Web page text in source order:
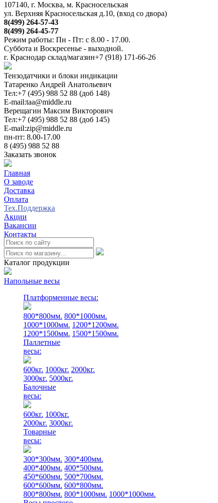
107140, г. Москва, м. Красносельская
ул. Верхняя Красносельская д.10, (вход со двора)
8(499) 264-57-43
8(499) 264-45-77
Режим работы: Пн - Пт: с 8.00 - 17.00.
Суббота и Воскресенье - выходной.
г. Краснодар склад/магазин+7 (918) 171-66-26
Тензодатчики и блоки индикации
Татаренко Андрей Анатольевич
Тел:+7 (495) 988 52 88 (доб 148)
E-mail:taa@middle.ru
Верещагин Максим Викторович
Тел:+7 (495) 988 52 88 (доб 145)
E-mail:zip@middle.ru
пн-пт: 8.00-17.00
8 (495) 988 52 88
Заказать звонок
Главная
О заводе
Доставка
Оплата
Тех.Поддержка
Акции
Вакансии
Контакты
Каталог продукции
Напольные весы
Платформенные весы:
800*800мм. 800*1000мм.
1000*1000мм. 1200*1200мм.
1200*1500мм. 1500*1500мм.
Паллетные
весы:
600кг. 1000кг. 2000кг.
3000кг. 5000кг.
Балочные
весы:
600кг. 1000кг.
2000кг. 3000кг.
Товарные
весы:
300*300мм. 300*400мм.
400*400мм. 400*500мм.
450*600мм. 500*700мм.
600*600мм. 600*800мм.
800*800мм. 800*1000мм. 1000*1000мм.
0